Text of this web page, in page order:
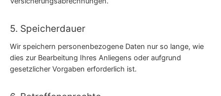
5. Speicherdauer
Wir speichern personenbezogene Daten nur so lange, wie
dies zur Bearbeitung Ihres Anliegens oder aufgrund
gesetzlicher Vorgaben erforderlich ist.